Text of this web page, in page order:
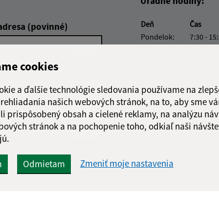
cookies
a ďalšie technológie sledovania používame na
našich webových stránok, na to, aby sme
prispôsobený obsah a cielené reklamy, na analýzu
stránok a na pochopenie toho, odkiaľ naši
Odmietam Zmeniť moje nastavenia
(povinné)
Google reCaptcha Response
Odoslať správu
Deň
Čas
Pondelok:
7:30 -
Piatok:
7:30 -
Obedňajšia